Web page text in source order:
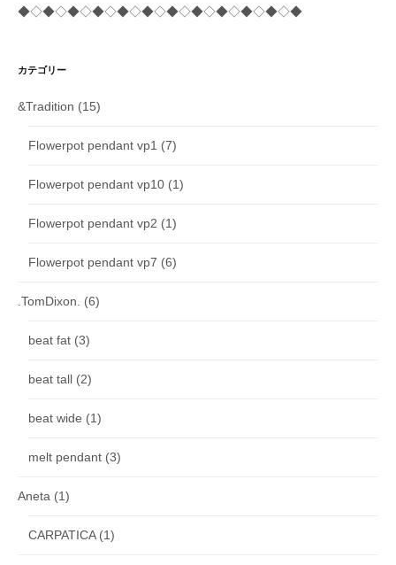
◆◇◆◇◆◇◆◇◆◇◆◇◆◇◆◇◆◇◆◇◆◇◆
カテゴリー
&Tradition (15)
Flowerpot pendant vp1 (7)
Flowerpot pendant vp10 (1)
Flowerpot pendant vp2 (1)
Flowerpot pendant vp7 (6)
.TomDixon. (6)
beat fat (3)
beat tall (2)
beat wide (1)
melt pendant (3)
Aneta (1)
CARPATICA(1)